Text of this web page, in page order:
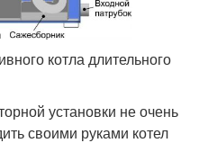
котла длительного
установки не очень
своими руками котел